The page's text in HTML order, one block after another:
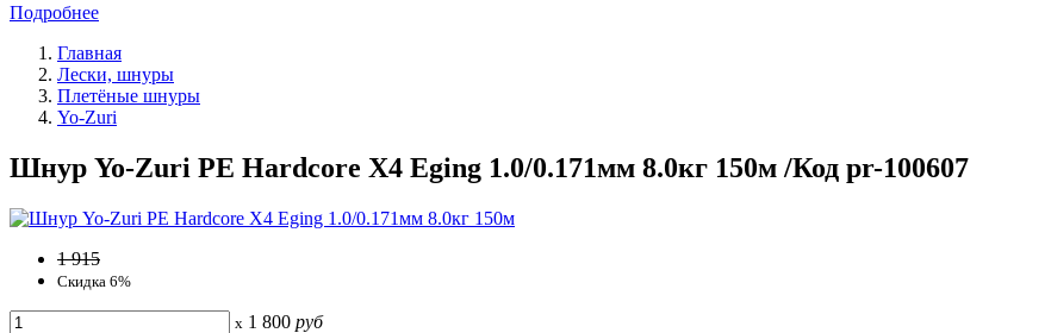
Подробнее
Главная
Лески, шнуры
Плетёные шнуры
Yo-Zuri
Шнур Yo-Zuri PE Hardcore X4 Eging 1.0/0.171мм 8.0кг 150м /Код pr-100607
1 915
Скидка 6%
x 1 800 руб